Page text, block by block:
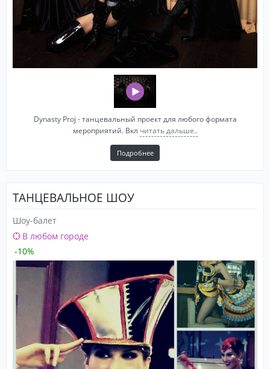
Dynasty Proj - танцевальный проект для любого формата
мероприятий. Вкл читать дальше..
Подробнее
ТАНЦЕВАЛЬНОЕ ШОУ
Шоу-балет
В любом городе
-10%